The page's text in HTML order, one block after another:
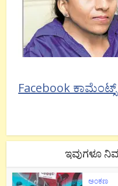
Facebook ಕಾಮೆಂಟ್ಸ್
ಇವುಗಳೂ
ಅಂಕಣ